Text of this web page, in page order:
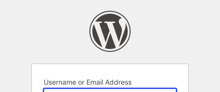
Username or Email Address